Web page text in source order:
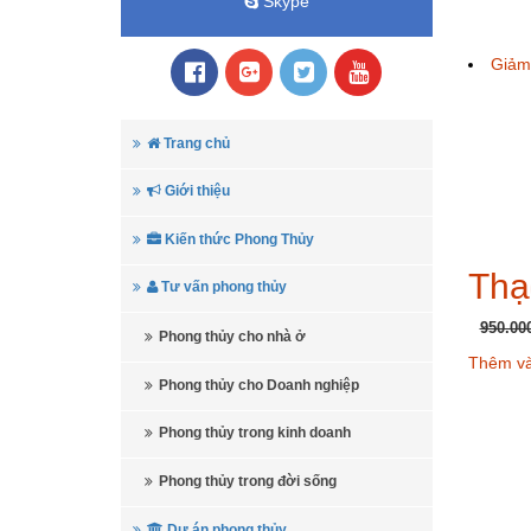
Thêm
Trang chủ
Giới thiệu
Kiến thức Phong Thủy
Tư vấn phong thủy
Phong thủy cho nhà ở
Phong thủy cho Doanh nghiệp
Phong thủy trong kinh doanh
Phong thủy trong đời sống